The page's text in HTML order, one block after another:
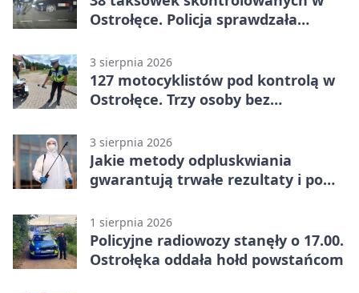
Ostrołęce. Policja sprawdzała
3 sierpnia 2026
127 motocyklistów pod kontrolą w
Ostrołęce. Trzy osoby bez
3 sierpnia 2026
Jakie metody odpluskwiania
gwarantują trwałe rezultaty i po
wykonawcę?
1 sierpnia 2026
Policyjne radiowozy stanęły o 17.00.
Ostrołęka oddała hołd powstańcom